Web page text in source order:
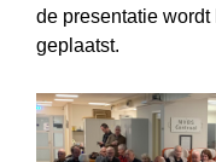
de presentatie
geplaatst.